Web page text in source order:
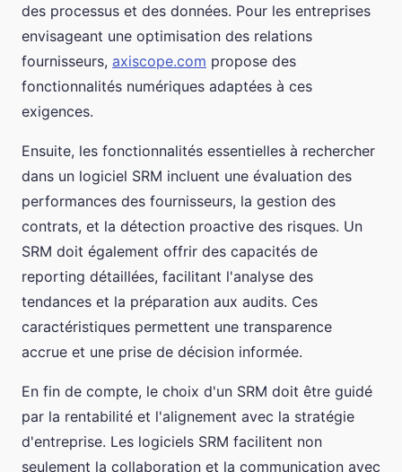
des processus et des données. Pour les entreprises
envisageant une optimisation des relations
fournisseurs, axiscope.com propose des
fonctionnalités numériques adaptées à ces
exigences.
Ensuite, les fonctionnalités essentielles à rechercher
dans un logiciel SRM incluent une évaluation des
performances des fournisseurs, la gestion des
contrats, et la détection proactive des risques. Un
SRM doit également offrir des capacités de
reporting détaillées, facilitant l'analyse des
tendances et la préparation aux audits. Ces
caractéristiques permettent une transparence
accrue et une prise de décision informée.
En fin de compte, le choix d'un SRM doit être guidé
par la rentabilité et l'alignement avec la stratégie
d'entreprise. Les logiciels SRM facilitent non
seulement la collaboration et la communication avec